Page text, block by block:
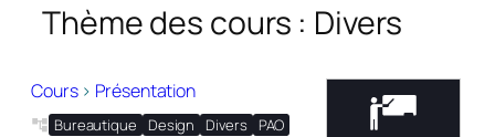
Thème des cours : Divers
Cours > Présentation
Bureautique Design Divers PAO